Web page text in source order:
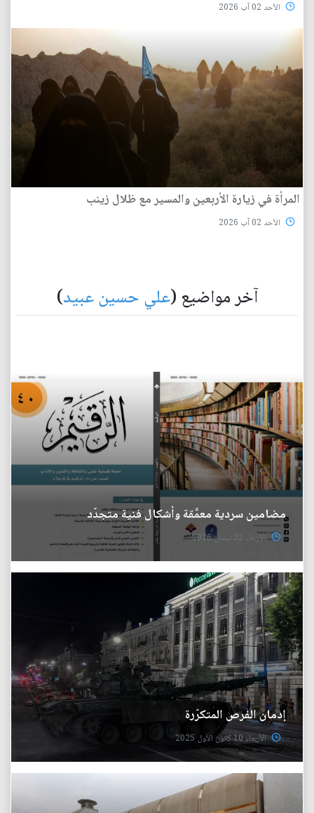
الأحد 02 آب 2026
المرأة في زيارة الأربعين والمسير مع ظلال زينب
الأحد 02 آب 2026
آخر مواضيع (علي حسين عبيد)
مضامين سردية معمَّقة وأشكال فنية متجدّد
الأربعاء 22 نيسان 2026
إدمان الفرص المتكرّرة
الأربعاء 10 كانون الأول 2025